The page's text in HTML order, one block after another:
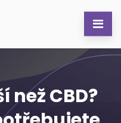
než CBD?